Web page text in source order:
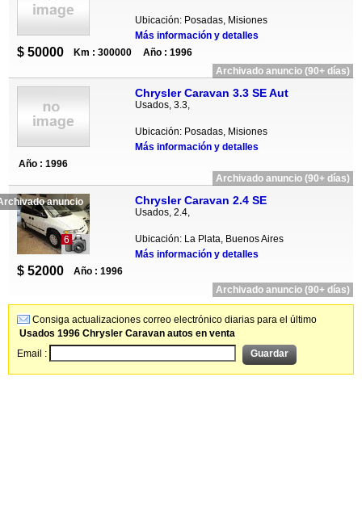
Ubicación: Posadas, Misiones
Más información y detalles
$ 50000 Km : 300000
Año : 1996
Archivado anuncio (90+ días)
Chrysler Caravan 3.3 SE Aut
Usados, 3.3,
Ubicación: Posadas, Misiones
Más información y detalles
Año : 1996
Archivado anuncio (90+ días)
anuncio
6
Chrysler Caravan 2.4 SE
Usados, 2.4,
Ubicación: La Plata, Buenos Aires
Más información y detalles
$ 52000
Año : 1996
Archivado anuncio (90+ días)
Consiga actualizaciones correo electrónico diarias para el último
Usados 1996 Chrysler Caravan autos en venta
Email :